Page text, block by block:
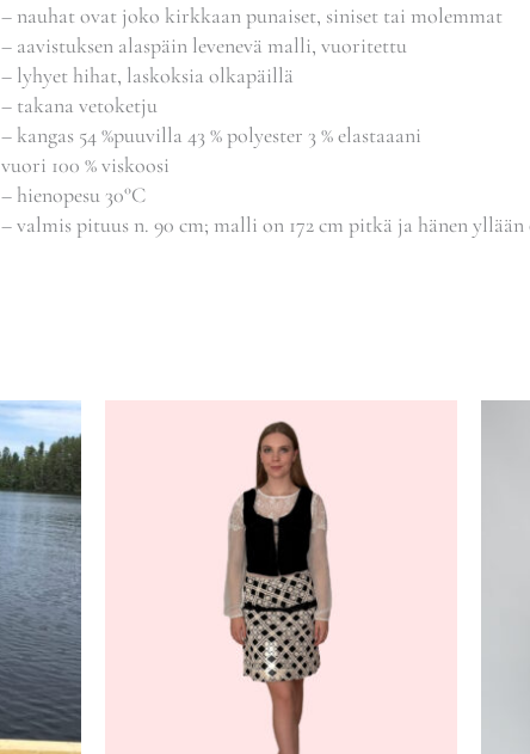
– nauhat ovat joko kirkkaan punaiset, siniset tai molemmat
– aavistuksen alaspäin levenevä malli, vuoritettu
– lyhyet hihat, laskoksia olkapäillä
– takana vetoketju
– kangas 54 %puuvilla 43 % polyester 3 % elastaaani
vuori 100 % viskoosi
– hienopesu 30°C
– valmis pituus n. 90 cm; malli on 172 cm pitkä ja hänen yllään